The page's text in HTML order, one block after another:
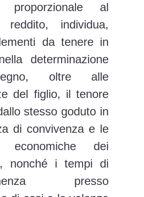
proporzionale al
reddito, individua,
da tenere in
determinazione
oltre alle
del figlio, il tenore
stesso goduto in
di convivenza e le
economiche dei
nonché i tempi di
presso